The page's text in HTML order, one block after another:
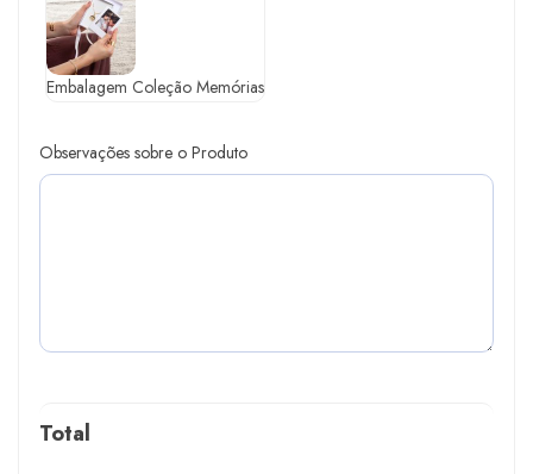
Embalagem Coleção Memórias
Observações sobre o Produto
Total